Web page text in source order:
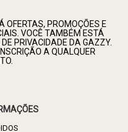
OFERTAS, PROMOÇÕES E
VOCÊ TAMBÉM ESTÁ
PRIVACIDADE DA GAZZY.
A QUALQUER